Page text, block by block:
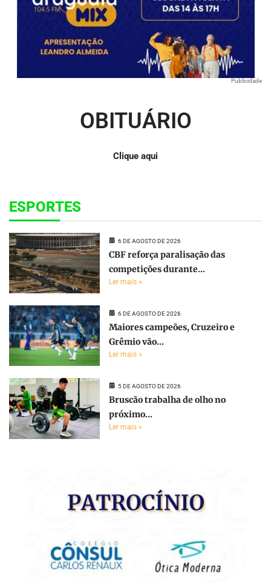
Publicidade
OBITUÁRIO
Clique aqui
ESPORTES
6 DE AGOSTO DE 2026
CBF reforça paralisação das
competições durante...
Ler mais »
6 DE AGOSTO DE 2026
Maiores campeões, Cruzeiro e
Grêmio vão...
Ler mais »
5 DE AGOSTO DE 2026
Bruscão trabalha de olho no
próximo...
Ler mais »